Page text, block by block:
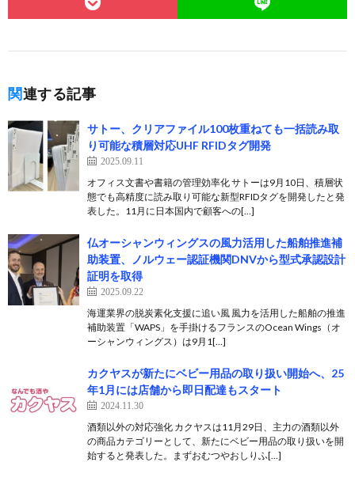
関連する記事
サトー、クリアファイル100枚重ねても一括読み取
り可能な積層対応UHF RFIDタグ開発
2025.09.11
オフィス文書や書籍の管理効率化 サトーは9月10日、積層状
態でも高精度に読み取り可能な新型RFIDタグを開発したと発
表した。11月に日本国内で顧客への[…]
仏オーシャンウィングスの風力活用した船舶推進補
助装置、ノルウェー認証機関DNVから型式承認設計
証明を取得
2025.09.22
海運業界の脱炭素化支援に追い風 風力を活用した船舶の推進
補助装置「WAPS」を手掛けるフランスのOcean Wings（オ
ーシャンウィングス）は9月1[…]
カクヤスが新たにベビー用品の取り扱い開始へ、25
年1月には店舗から即日配達もスタート
2024.11.30
酒類以外の対応強化 カクヤスは11月29日、主力の酒類以外
の商品カテゴリーとして、新たにベビー用品の取り扱いを開
始すると発表した。まずおむつやおしりふ[…]